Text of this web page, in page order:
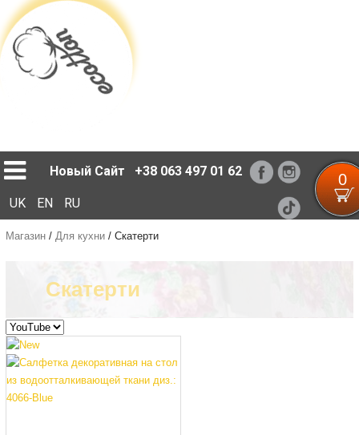
Новый Сайт +38 063 497 01 62 0
UK EN RU
Магазин/ Для кухни/ Скатерти
Скатерти